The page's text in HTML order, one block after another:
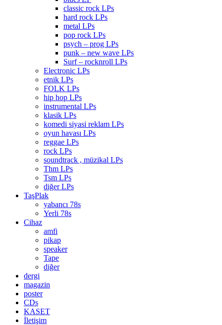
classic rock LPs
hard rock LPs
metal LPs
pop rock LPs
psych – prog LPs
punk – new wave LPs
Surf – rocknroll LPs
Electronic LPs
etnik LPs
FOLK LPs
hip hop LPs
instrumental LPs
klasik LPs
komedi siyasi reklam LPs
oyun havası LPs
reggae LPs
rock LPs
soundtrack , müzikal LPs
Thm LPs
Tsm LPs
diğer LPs
TaşPlak
yabancı 78s
Yerli 78s
Cihaz
amfi
pikap
speaker
Tape
diğer
dergi
magazin
poster
CDs
KASET
İletişim